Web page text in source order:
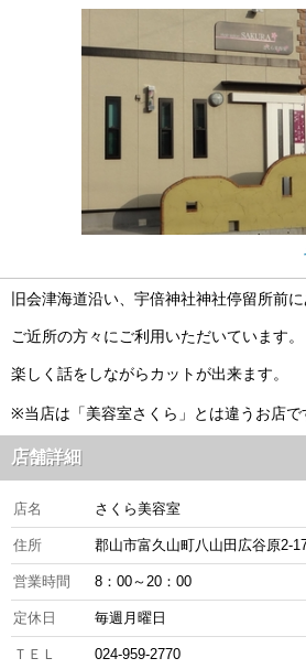
旧会津海道沿い、宇倍神社神社停留所前に
ご近所の方々にご利用いただいています。
楽しく話をしながらカットが出来ます。
※当店は「美容室さくら」とは違うお店で
店舗詳細
店名 さくら美容室
住所 郡山市富久山町八山田広谷原2-
営業時間 8：00～20：00
定休日 毎週月曜日
ＴＥＬ 024-959-2770